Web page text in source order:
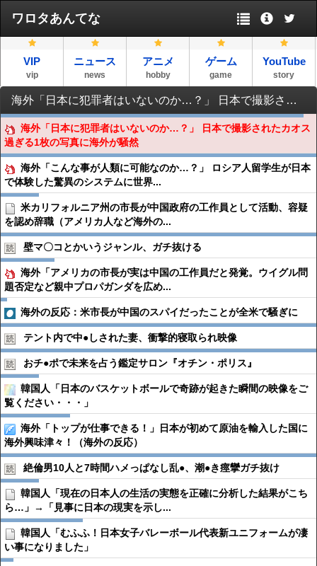
ワロタあんてな
VIP
vip
ニュース
news
アニメ
hobby
ゲーム
game
YouTube
story
海外「日本に犯罪者はいないのか…？」 日本で撮影されたカオス過ぎる1枚の写真に海外が騒然
海外「日本に犯罪者はいないのか…？」 日本で撮影されたカオス
過ぎる1枚の写真に海外が騒然
海外「こんな事が人類に可能なのか…？」 ロシア人留学生が日本
で体験した驚異のシステムに世界...
米カリフォルニア州の市長が中国政府の工作員として活動、容疑
を認め辞職（アメリカ人など海外の...
壁マ〇コとかいうジャンル、ガチ抜ける
海外「アメリカの市長が実は中国の工作員だと発覚。ウイグル問
題否定など親中プロパガンダを広め...
海外の反応：米市長が中国のスパイだったことが全米で騒ぎに
テント内で中●︎しされた妻、衝撃的寝取られ映像
おチ●︎ポで未来を占う鑑定サロン『オチン・ポリス』
韓国人「日本のバスケットボールで奇跡が起きた瞬間の映像をご
覧ください・・・」
海外「トップが仕事できる！」日本が初めて原油を輸入した国に
海外興味津々！（海外の反応）
絶倫男10人と7時間ハメっぱなし乱●︎、潮●︎き痙攣ガチ抜け
韓国人「現在の日本人の生活の実態を正確に分析した結果がこち
ら…」→「見事に日本の現実を示し...
韓国人「むふふ！日本女子バレーボール代表新ユニフォームが凄
い事になりました」